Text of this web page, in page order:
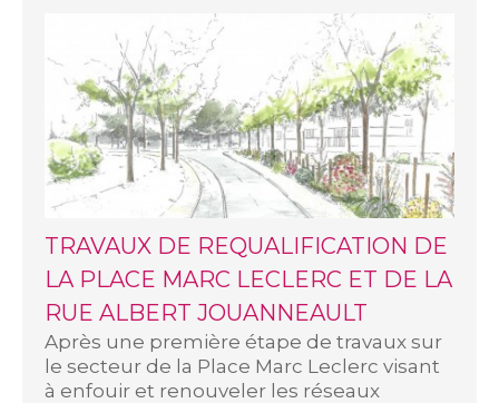
TRAVAUX DE REQUALIFICATION DE
LA PLACE MARC LECLERC ET DE LA
RUE ALBERT JOUANNEAULT
Après une première étape de travaux sur
le secteur de la Place Marc Leclerc visant
à enfouir et renouveler les réseaux